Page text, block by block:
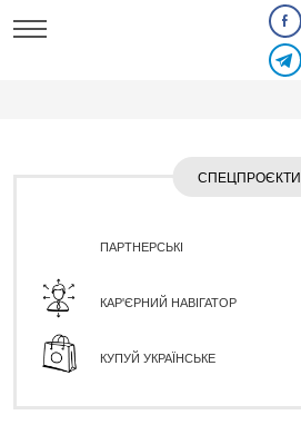
СПЕЦПРОЄКТИ
ПАРТНЕРСЬКІ
КАР'ЄРНИЙ НАВІГАТОР
КУПУЙ УКРАЇНСЬКЕ